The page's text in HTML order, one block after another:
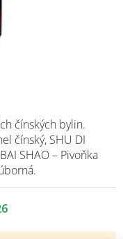
čínských bylin.
čínský, SHU DI
SHAO – Pivoňka